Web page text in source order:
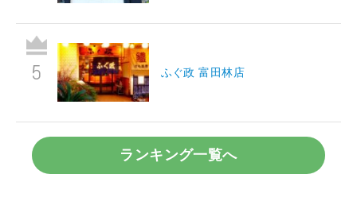
ふぐ政 富田林店
ランキング一覧へ